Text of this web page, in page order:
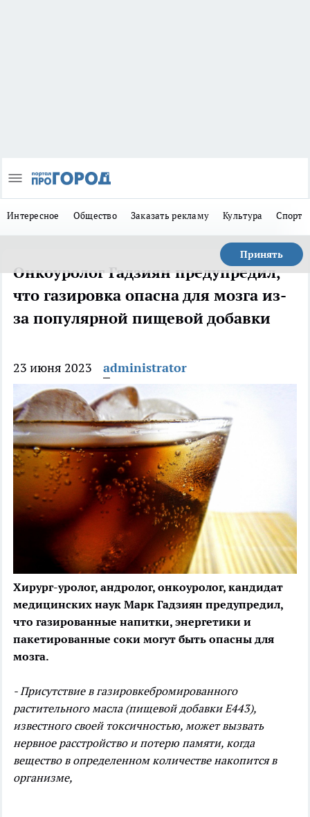
Интересное Общество Заказать рекламу Культура Спорт
Принять
Онкоуролог Гадзиян предупредил,
что газировка опасна для мозга из-
за популярной пищевой добавки
23 июня 2023 administrator
Хирург-уролог, андролог, онкоуролог, кандидат
медицинских наук Марк Гадзиян предупредил,
что газированные напитки, энергетики и
пакетированные соки могут быть опасны для
мозга.
- Присутствие в газировкебромированного
растительного масла (пищевой добавки Е443),
известного своей токсичностью, может вызвать
нервное расстройство и потерю памяти, когда
вещество в определенном количестве накопится в
организме,